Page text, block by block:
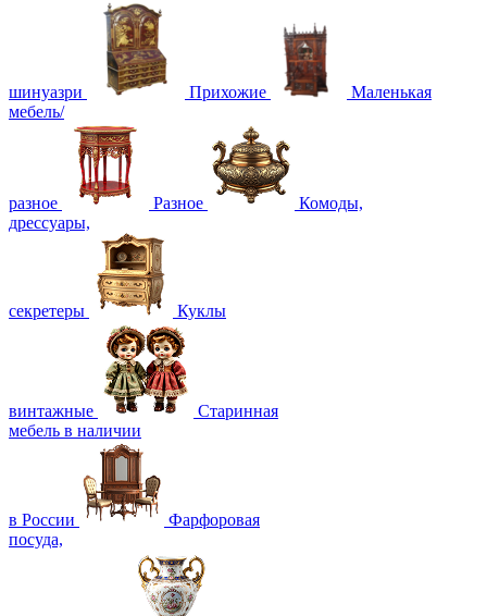
шинуазри Прихожие
Маленькая
мебель/
разное Разное
Комоды,
дрессуары,
секретеры Куклы
винтажные
Старинная
мебель в наличии
в России
Фарфоровая
посуда,